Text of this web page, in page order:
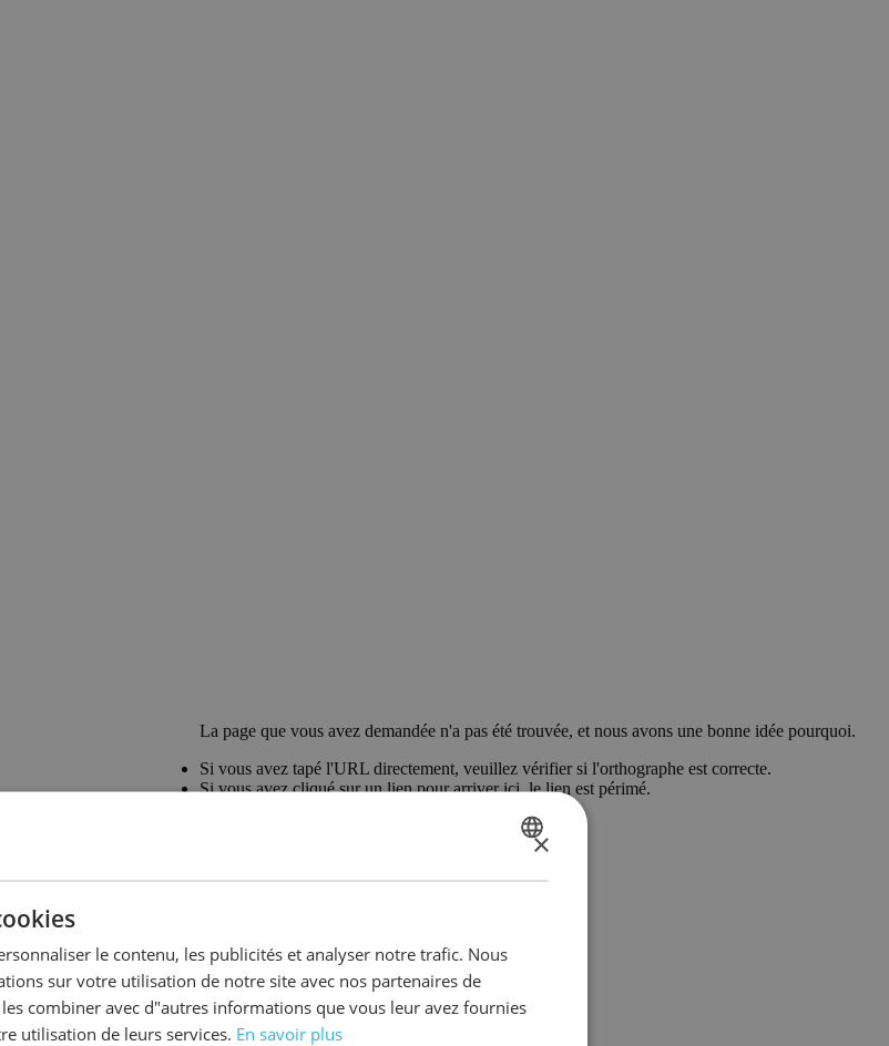
La page que vous avez demandée n'a pas été trouvée, et nous avons une bonne idée pourquoi.
Si vous avez tapé l'URL directement, veuillez vérifier si l'orthographe est correcte.
Si vous avez cliqué sur un lien pour arriver ici, le lien est périmé.
sur les rails avec Emob.
mensuelle.
×
le contenu, les publicités et analyser notre trafic. Nous
sur votre utilisation de notre site avec nos partenaires de
combiner avec d"autres informations que vous leur avez fournies
utilisation de leurs services. En savoir plus